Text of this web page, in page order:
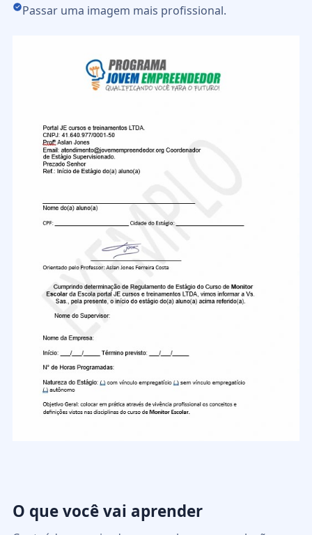
Passar uma imagem mais profissional.
O que você vai aprender